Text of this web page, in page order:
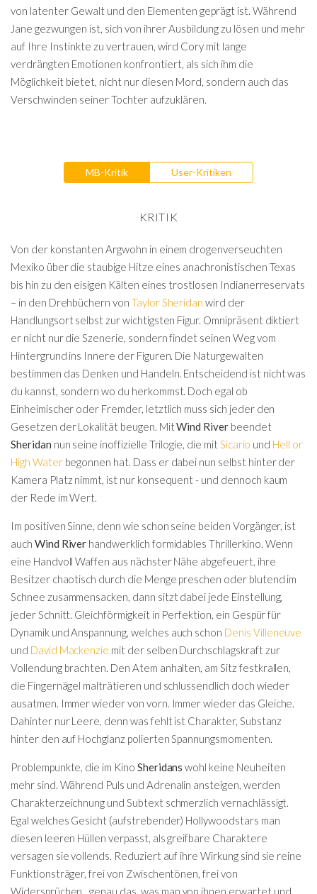
von latenter Gewalt und den Elementen geprägt ist. Während
Jane gezwungen ist, sich von ihrer Ausbildung zu lösen und mehr
auf Ihre Instinkte zu vertrauen, wird Cory mit lange
verdrängten Emotionen konfrontiert, als sich ihm die
Möglichkeit bietet, nicht nur diesen Mord, sondern auch das
Verschwinden seiner Tochter aufzuklären.
MB-Kritik User-Kritiken
KRITIK
Von der konstanten Argwohn in einem drogenverseuchten
Mexiko über die staubige Hitze eines anachronistischen Texas
bis hin zu den eisigen Kälten eines trostlosen Indianerreservats
– in den Drehbüchern von Taylor Sheridan wird der
Handlungsort selbst zur wichtigsten Figur. Omnipräsent diktiert
er nicht nur die Szenerie, sondern findet seinen Weg vom
Hintergrund ins Innere der Figuren. Die Naturgewalten
bestimmen das Denken und Handeln. Entscheidend ist nicht was
du kannst, sondern wo du herkommst. Doch egal ob
Einheimischer oder Fremder, letztlich muss sich jeder den
Gesetzen der Lokalität beugen. MitWind River beendet
Sheridan nun seine inoffizielle Trilogie, die mit Sicario und Hell or
High Waterbegonnen hat. Dass er dabei nun selbst hinter der
Kamera Platz nimmt, ist nur konsequent - und dennoch kaum
der Rede im Wert.
Im positiven Sinne, denn wie schon seine beiden Vorgänger, ist
auch Wind River handwerklich formidables Thrillerkino. Wenn
eine Handvoll Waffen aus nächster Nähe abgefeuert, ihre
Besitzer chaotisch durch die Menge preschen oder blutend im
Schnee zusammensacken, dann sitzt dabei jede Einstellung,
jeder Schnitt. Gleichförmigkeit in Perfektion, ein Gespür für
Dynamik und Anspannung, welches auch schon Denis Villeneuve
und David Mackenzie mit der selben Durchschlagskraft zur
Vollendung brachten. Den Atem anhalten, am Sitz festkrallen,
die Fingernägel malträtieren und schlussendlich doch wieder
ausatmen. Immer wieder von vorn. Immer wieder das Gleiche.
Dahinter nur Leere, denn was fehlt ist Charakter, Substanz
hinter den auf Hochglanz polierten Spannungsmomenten.
Problempunkte, die im Kino Sheridans wohl keine Neuheiten
mehr sind. Während Puls und Adrenalin ansteigen, werden
Charakterzeichnung und Subtext schmerzlich vernachlässigt.
Egal welches Gesicht (aufstrebender) Hollywoodstars man
diesen leeren Hüllen verpasst, als greifbare Charaktere
versagen sie vollends. Reduziert auf ihre Wirkung sind sie reine
Funktionsträger, frei von Zwischentönen, frei von
Widersprüchen…genau das, was man von ihnen erwartet und